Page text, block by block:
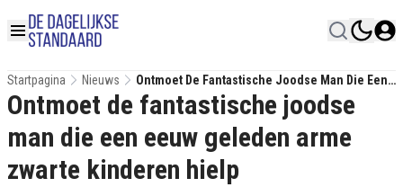
Startpagina Nieuws
Ontmoet De Fantastische Joodse Man Die Een
Eeuw Geleden Arme Zwarte Kinderen Hielp
Ontmoet de fantastische joodse
man die een eeuw geleden arme
zwarte kinderen hielp